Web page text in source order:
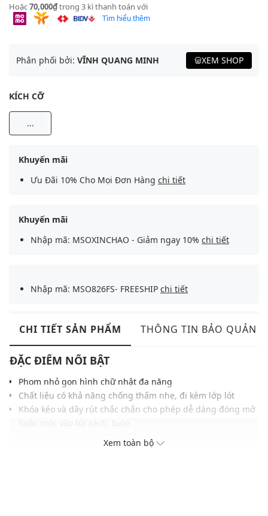
Hoặc70,000₫trong 3 kì thanh toán với
Tìm hiểu thêm
Phân phối bởi: VĨNH QUANG MINH XEM SHOP
KÍCH CỠ
...
Khuyến mãi
Ưu Đãi 10% Cho Mọi Đơn Hàng chi tiết
Khuyến mãi
Nhập mã: MSOXINCHAO - Giảm ngay 10% chi tiết
Nhập mã: MSO826FS- FREESHIP chi tiết
CHI TIẾT SẢN PHẨM THÔNG TIN BẢO QUẢN
ĐẶC ĐIỂM NỔI BẬT
Phom nhỏ gọn hình chữ nhật đa năng
Chất liệu có khả năng chống thấm nhẹ, đi kèm lớp lót
Khóa kéo và dây rút chắc chắn cho phép dễ dàng đóng mở
Logo Kangaroo nổi bật ở mặt trước cùng tag vải may bên
Xem toàn bộ